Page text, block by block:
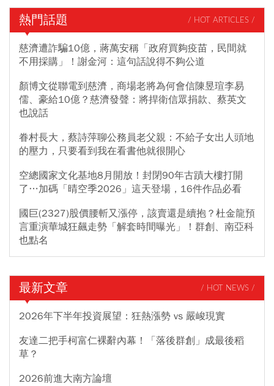
熱門話題 / HOT ARTICLES /
慈濟遭詐騙10億，蔣萬安稱「政府買夠疫苗，民間就
不用採購」！謝金河：這句話說得不夠公道
顏博文從聯電到慈濟，商場老將為何會信陳昱瑄李易
儒、豪給10億？慈濟發聲：將捍衛信眾捐款、蔡英文
也說話
眷村長大，蔡詩萍聊公務員老父親：不給子女出人頭地
的壓力，只要看到我在看書他就很開心
空總國家文化基地8月開放！封閉90年古蹟大樓打開
了…加碼「晴空季2026」這天登場，16件作品必看
國巨(2327)股價腰斬又漲停，該賣還是續抱？杜金龍預
言重演華城狂飆走勢「解套時間曝光」！群創、南亞科
也點名
最新文章 / HOT NEWS /
2026年下半年投資展望：狂熱漲勢 vs 嚴峻現實
友達二把手柯富仁裸辭內幕！「落後群創」成最後稻
草？
2026前進大南方論壇